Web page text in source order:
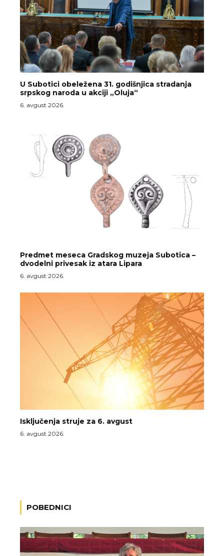
U Subotici obeležena 31. godišnjica stradanja
srpskog naroda u akciji „Oluja“
6. avgust 2026.
Predmet meseca Gradskog muzeja Subotica –
dvodelni privesak iz atara Lipara
6. avgust 2026.
Isključenja struje za 6. avgust
6. avgust 2026.
POBEDNICI